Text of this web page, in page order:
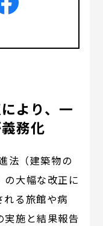
より、一
務化
法（建築物の
大幅な改正に
れる旅館や病
実施と結果報告